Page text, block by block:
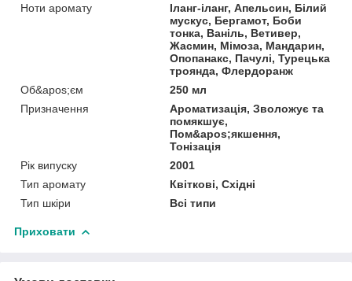
Ноти аромату
Іланг-іланг, Апельсин, Білий
мускус, Бергамот, Боби
тонка, Ваніль, Ветивер,
Жасмин, Мімоза, Мандарин,
Опопанакс, Пачулі, Турецька
троянда, Флердоранж
Об&apos;єм
250 мл
Призначення
Ароматизація, Зволожує та
помякшує,
Пом&apos;якшення,
Тонізація
Рік випуску
2001
Тип аромату
Квіткові, Східні
Тип шкіри
Всі типи
Приховати